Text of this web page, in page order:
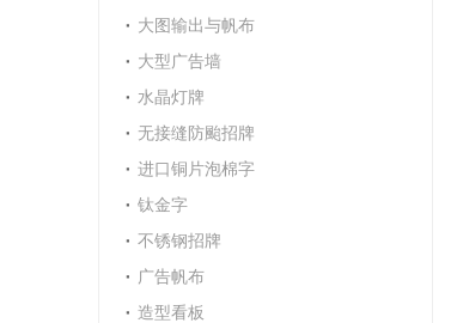
大图输出与帆布
大型广告墙
水晶灯牌
无接缝防颱招牌
进口铜片泡棉字
钛金字
不锈钢招牌
广告帆布
造型看板